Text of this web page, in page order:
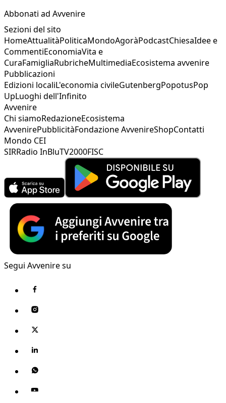
Abbonati ad Avvenire
Sezioni del sito
HomeAttualitàPoliticaMondoAgoràPodcastChiesaIdee e
CommentiEconomiaVita e
CuraFamigliaRubricheMultimediaEcosistema avvenire
Pubblicazioni
Edizioni localiL'economia civileGutenbergPopotusPop
UpLuoghi dell'Infinito
Avvenire
Chi siamoRedazioneEcosistema
AvvenirePubblicitàFondazione AvvenireShopContatti
Mondo CEI
SIRRadio InBluTV2000FISC
Segui Avvenire su